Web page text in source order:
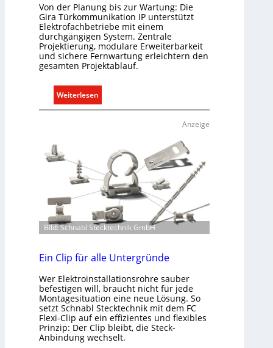
Von der Planung bis zur Wartung: Die
Gira Türkommunikation IP unterstützt
Elektrofachbetriebe mit einem
durchgängigen System. Zentrale
Projektierung, modulare Erweiterbarkeit
und sichere Fernwartung erleichtern den
gesamten Projektablauf.
Weiterlesen
T
m
m
u
n
i
k
t
i
n
m
i
t
Anzeige
Bild: Schnabl Stecktechnik GmbH
Ein Clip für alle Untergründe
Wer Elektroinstallationsrohre sauber
befestigen will, braucht nicht für jede
Montagesituation eine neue Lösung. So
setzt Schnabl Stecktechnik mit dem FC
Flexi-Clip auf ein effizientes und flexibles
Prinzip: Der Clip bleibt, die Steck-
Anbindung wechselt.